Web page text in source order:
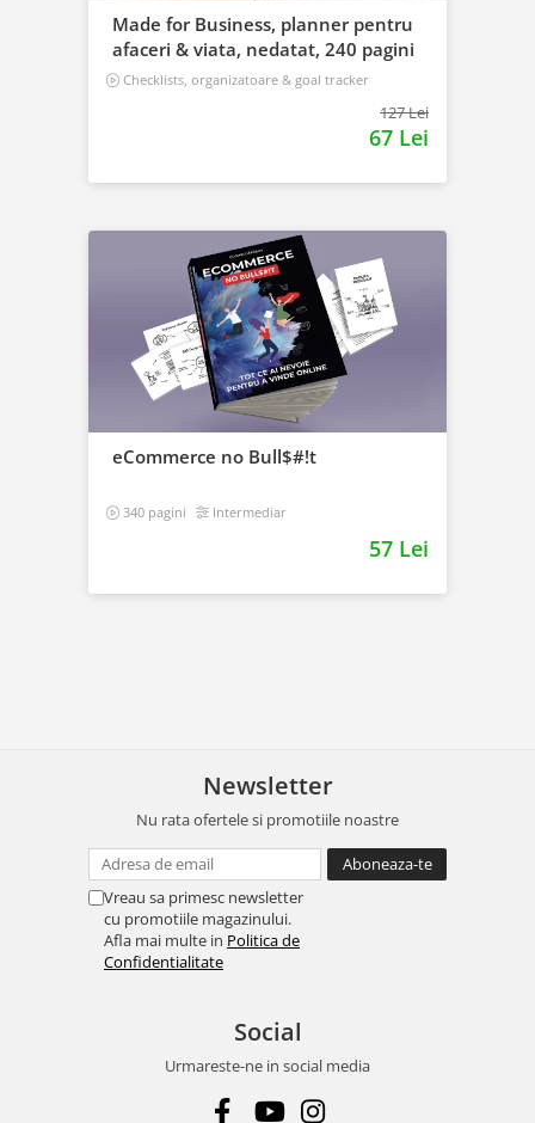
Made for Business, planner pentru
afaceri & viata, nedatat, 240 pagini
Checklists, organizatoare & goal tracker
127 Lei
67 Lei
eCommerce no Bull$#!t
340 pagini Intermediar
57 Lei
Newsletter
Nu rata ofertele si promotiile noastre
Vreau sa primesc newsletter
cu promotiile magazinului.
Afla mai multe in Politica de
Confidentialitate
Social
Urmareste-ne in social media